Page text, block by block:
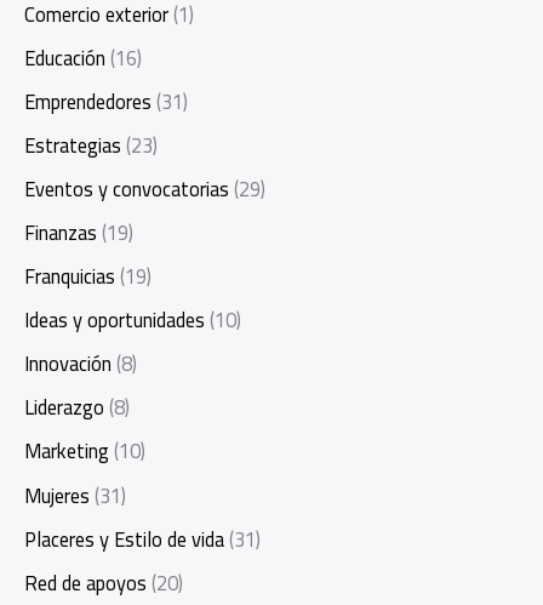
Comercio exterior(1)
Educación(16)
Emprendedores(31)
Estrategias(23)
Eventos y convocatorias(29)
Finanzas(19)
Franquicias(19)
Ideas y oportunidades(10)
Innovación(8)
Liderazgo(8)
Marketing(10)
Mujeres(31)
Placeres y Estilo de vida(31)
Red de apoyos(20)